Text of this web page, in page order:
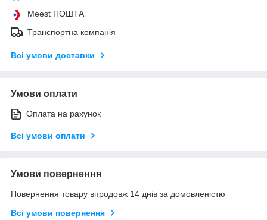
Meest ПОШТА
Транспортна компанія
Всі умови доставки
Умови оплати
Оплата на рахунок
Всі умови оплати
Умови повернення
Повернення товару впродовж 14 днів за домовленістю
Всі умови повернення